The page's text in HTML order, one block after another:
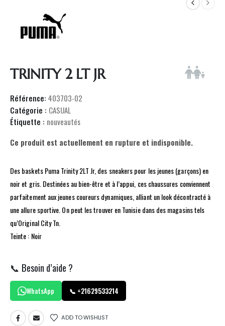
TRINITY 2 LT JR
Référence: 403703-02
Catégorie : CASUAL
Étiquette : nouveautés
Ce produit est actuellement en rupture et indisponible.
Des baskets Puma Trinity 2LT Jr, des sneakers pour les jeunes (garçons) en
noir et gris. Destinées au bien-être et à l’appui, ces chaussures conviennent
parfaitement aux jeunes coureurs dynamiques, alliant un look décontracté à
une allure sportive. On peut les trouver en Tunisie dans des magasins tels
qu’Original City Tn.
Teinte : Noir
📞 Besoin d’aide ?
WhatsApp 📞 +21629533214
ADD TO WISHLIST